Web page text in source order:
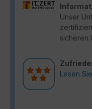
Unser
sicheren
Lesen